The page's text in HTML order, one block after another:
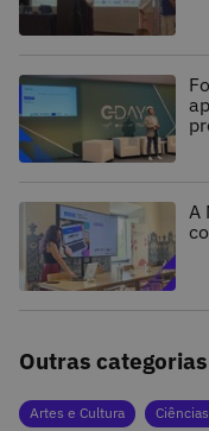
A
Outras
Artes e Cultura